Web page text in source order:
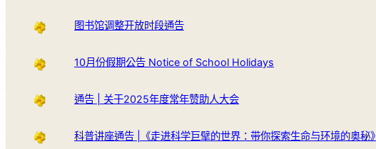
图书馆调整开放时段通告
10月份假期公告 Notice of School Holidays
通告 | 关于2025年度常年赞助人大会
科普讲座通告 |《走进科学巨擘的世界：带你探索生命与环境的奥秘》